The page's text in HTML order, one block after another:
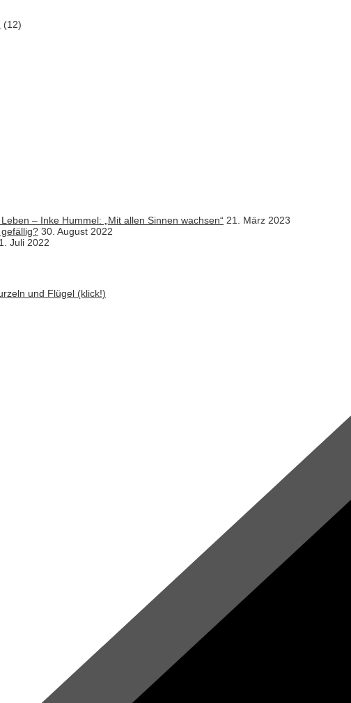
(12)
– Inke Hummel: „Mit allen Sinnen wachsen“ 21. März 2023
30. August 2022
1. Juli 2022
und Flügel (klick!)